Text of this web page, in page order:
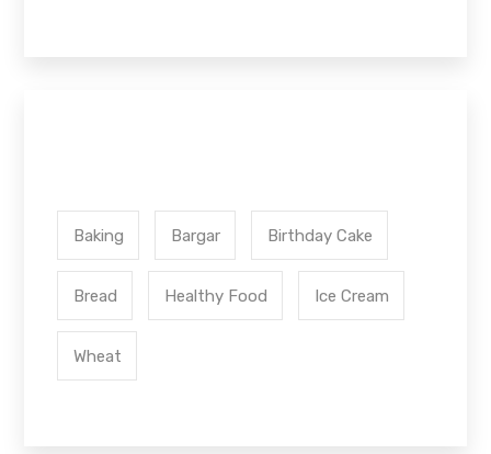
Baking Bargar Birthday Cake
Bread Healthy Food Ice Cream
Wheat